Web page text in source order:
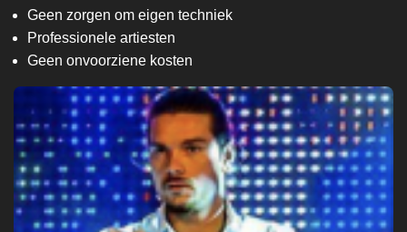
Geen zorgen om eigen techniek
Professionele artiesten
Geen onvoorziene kosten